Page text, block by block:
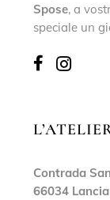
Spose, a
speciale un
Contrada
66034